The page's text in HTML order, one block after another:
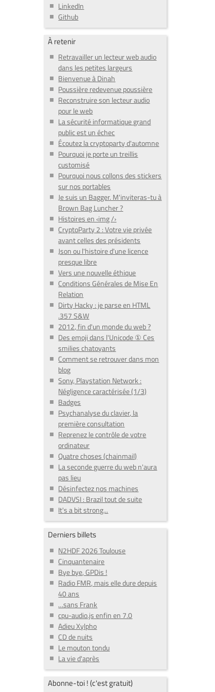
LinkedIn
Github
À retenir
Retravailler un lecteur web audio
dans les petites largeurs
Bienvenue à Dinah
Poussière redevenue poussière
Reconstruire son lecteur audio
pour le web
La sécurité informatique grand
public est un échec
Écoutez la cryptoparty d'automne
Pourquoi je porte un treillis
customisé
Pourquoi nous collons des stickers
sur nos portables
Je suis un Bagger. M'inviteras-tu à
Brown Bag Luncher ?
Histoires en ‹img /›
CryptoParty 2 : Votre vie privée
avant celles des présidents
Json ou l'histoire d'une licence
presque libre
Vers une nouvelle éthique
Conditions Générales de Mise En
Relation
Dirty Hacky : je parse en HTML
.357 S&W
2012, fin d'un monde du web ?
Des emoji dans l'Unicode ① Ces
smilies chatoyants
Comment se retrouver dans mon
blog
Sony, Playstation Network :
Négligence caractérisée (1/3)
Badges
Psychanalyse du clavier, la
première consultation
Reprenez le contrôle de votre
ordinateur
Quatre choses (chainmail)
La seconde guerre du web n'aura
pas lieu
Désinfectez nos machines
DADVSI : Brazil tout de suite
It's a bit strong...
Derniers billets
N2HDF 2026 Toulouse
Cinquantenaire
Bye bye, GPDis !
Radio FMR, mais elle dure depuis
40 ans
…sans Frank
cpu-audio.js enfin en 7.0
Adieu Xylpho
CD de nuits
Le mouton tondu
La vie d'après
Abonne-toi ! (c'est gratuit)